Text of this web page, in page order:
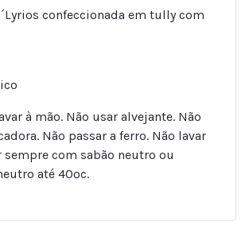
confeccionada em tully com
à mão. Não usar alvejante. Não
Não passar a ferro. Não lavar
sempre com sabão neutro ou
até 40ºc.